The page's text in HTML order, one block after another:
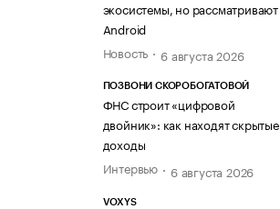
экосистемы, но рассматривают
Android
Новость
6 августа 2026
ПОЗВОНИ СКОРОБОГАТОВОЙ
ФНС строит «цифровой
двойник»: как находят скрытые
доходы
Интервью
6 августа 2026
VOXYS